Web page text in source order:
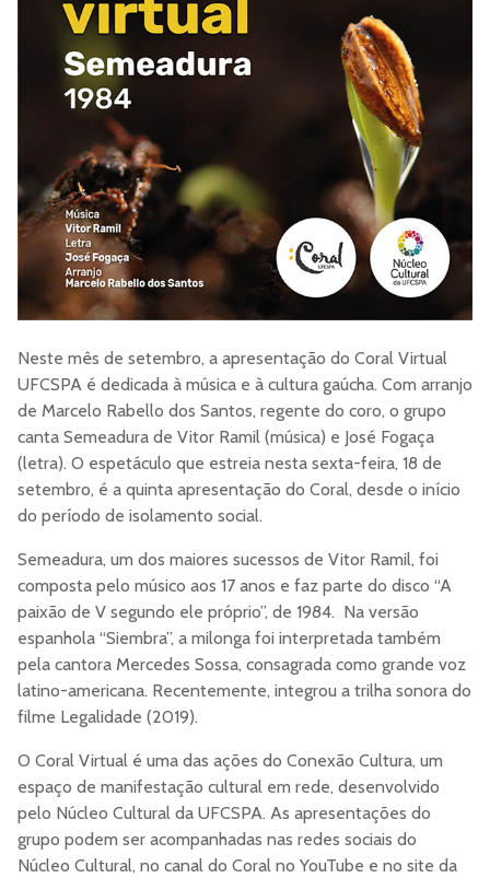
Neste mês de setembro, a apresentação do Coral Virtual
UFCSPA é dedicada à música e à cultura gaúcha. Com arranjo
de Marcelo Rabello dos Santos, regente do coro, o grupo
canta Semeadura de Vitor Ramil (música) e José Fogaça
(letra). O espetáculo que estreia nesta sexta-feira, 18 de
setembro, é a quinta apresentação do Coral, desde o início
do período de isolamento social.
Semeadura, um dos maiores sucessos de Vitor Ramil, foi
composta pelo músico aos 17 anos e faz parte do disco “A
paixão de V segundo ele próprio”, de 1984. Na versão
espanhola “Siembra”, a milonga foi interpretada também
pela cantora Mercedes Sossa, consagrada como grande voz
latino-americana. Recentemente, integrou a trilha sonora do
filme Legalidade (2019).
O Coral Virtual é uma das ações do Conexão Cultura, um
espaço de manifestação cultural em rede, desenvolvido
pelo Núcleo Cultural da UFCSPA. As apresentações do
grupo podem ser acompanhadas nas redes sociais do
Núcleo Cultural, no canal do Coral no YouTube e no site da